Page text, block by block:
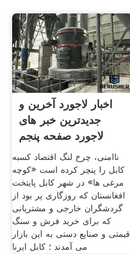
اخبار لاجورد آخرین و
جدیدترین خبر های
لاجورد صفحه پنجم
ناامنی، چرخ لنگ اقتصاد کسبه
کابل را پنچر کرده است «کوچه
مرغی ها» در شهر کابل پایتخت
افغانستان که روزگاری پر بود از
گردشگران خارجی و مشتریانی
که برای خرید فرش و سنگ
قیمتی و صنایع دستی به این بازار
می آمدند ؛ کابل ایرنا